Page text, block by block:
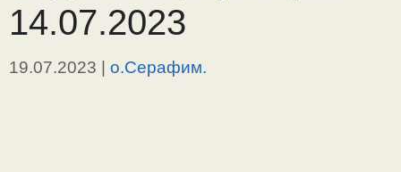
14.07.2023
19.07.2023 | о.Серафим.